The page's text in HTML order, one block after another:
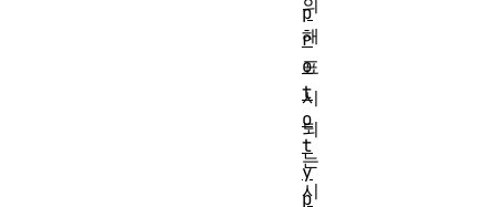
해
표
시
되
는
시
p
r
o
t
o
t
y
p